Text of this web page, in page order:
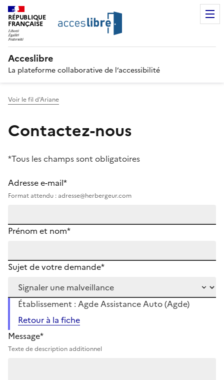
RÉPUBLIQUE
FRANÇAISE
Acceslibre
La plateforme collaborative de l’accessibilité
Voir le fil d'Ariane
Contactez-nous
*Tous les champs sont obligatoires
Adresse e-mail*
Format attendu : adresse@herbergeur.com
Prénom et nom*
Sujet de votre demande*
Établissement : Agde Assistance Auto (Agde)
Retour à la fiche
Message*
Texte de description additionnel